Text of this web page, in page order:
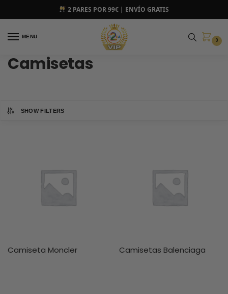
2 PARES POR 99€ | ENVÍO GRATIS
MENU
0
Camisetas
SHOW FILTERS
Camiseta Moncler Camisetas Balenciaga